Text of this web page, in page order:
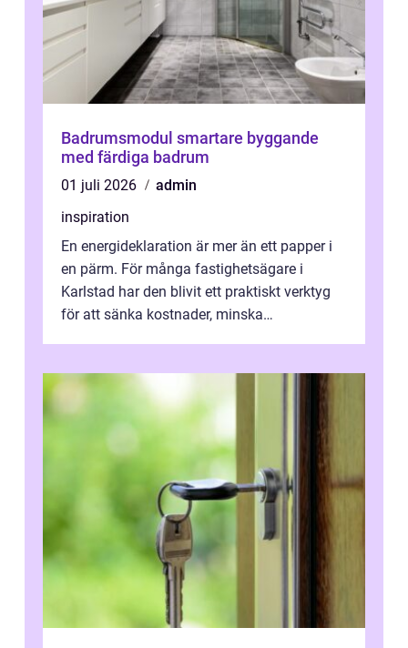
Badrumsmodul smartare byggande
med färdiga badrum
01 juli 2026
admin
inspiration
En energideklaration är mer än ett papper i
en pärm. För många fastighetsägare i
Karlstad har den blivit ett praktiskt verktyg
för att sänka kostnader, minska